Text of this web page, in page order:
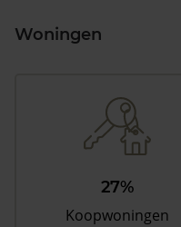
Woningen
27%
Koopwoningen